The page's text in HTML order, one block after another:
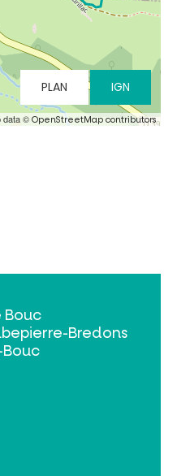
en línea
PLAN IGN
data ©OpenStreetMap contributors
Bouc
Bredons